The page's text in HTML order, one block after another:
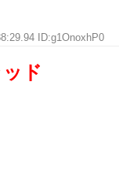
ID:g1OnoxhP0
ド